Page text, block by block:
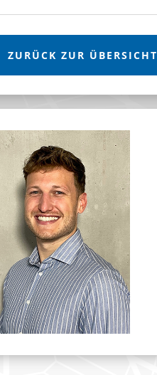
ZURÜCK ZUR ÜBERSICHT